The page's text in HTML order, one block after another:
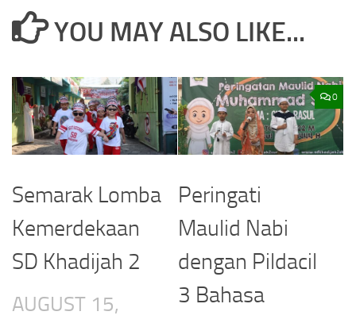
YOU MAY ALSO LIKE...
Semarak Lomba
Kemerdekaan
SD Khadijah 2
AUGUST 15,
0
Peringati
Maulid Nabi
dengan Pildacil
3 Bahasa